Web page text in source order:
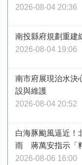
2026-08-04 20:36
南投縣府規劃重
2026-08-04 19:06
南市府展現治水
設與維護
2026-08-04 20:52
白海豚颱風逼近！
雨 蔣萬安指示「
2026-08-06 16:00